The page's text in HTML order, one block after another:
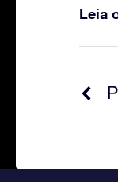
Leia